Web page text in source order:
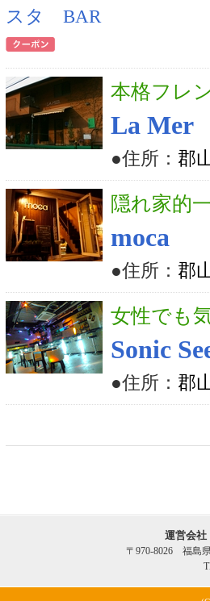
スタ BAR
本格フレ
La Mer
●住所： 郡
隠れ家的
moca
●住所： 郡
女性でも
Sonic
●住所： 郡
運営会
〒970-8026 福島